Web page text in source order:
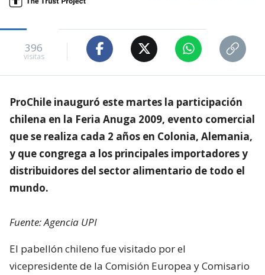
396
visitas
ProChile inauguró este martes la participación
chilena en la Feria Anuga 2009, evento comercial
que se realiza cada 2 años en Colonia, Alemania,
y que congrega a los principales importadores y
distribuidores del sector alimentario de todo el
mundo.
Fuente: Agencia UPI
El pabellón chileno fue visitado por el
vicepresidente de la Comisión Europea y Comisario